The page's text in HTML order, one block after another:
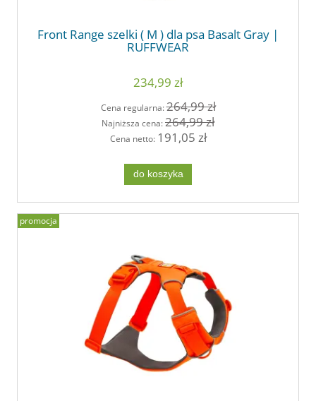
Front Range szelki ( M ) dla psa Basalt Gray |
RUFFWEAR
234,99 zł
Cena regularna:264,99 zł
Najniższa cena:264,99 zł
Cena netto: 191,05 zł
do koszyka
promocja